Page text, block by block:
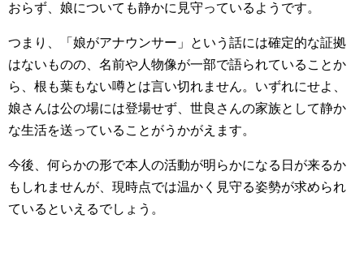
おらず、娘についても静かに見守っているようです。
つまり、「娘がアナウンサー」という話には確定的な証拠
はないものの、名前や人物像が一部で語られていることか
ら、根も葉もない噂とは言い切れません。いずれにせよ、
娘さんは公の場には登場せず、世良さんの家族として静か
な生活を送っていることがうかがえます。
今後、何らかの形で本人の活動が明らかになる日が来るか
もしれませんが、現時点では温かく見守る姿勢が求められ
ているといえるでしょう。